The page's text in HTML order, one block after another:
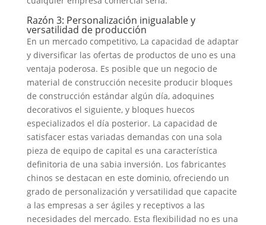
Razón 3: Personalización inigualable y
versatilidad de producción
En un mercado competitivo, La capacidad de adaptar
y diversificar las ofertas de productos de uno es una
ventaja poderosa. Es posible que un negocio de
material de construcción necesite producir bloques
de construcción estándar algún día, adoquines
decorativos el siguiente, y bloques huecos
especializados el día posterior. La capacidad de
satisfacer estas variadas demandas con una sola
pieza de equipo de capital es una característica
definitoria de una sabia inversión. Los fabricantes
chinos se destacan en este dominio, ofreciendo un
grado de personalización y versatilidad que capacite
a las empresas a ser ágiles y receptivos a las
necesidades del mercado. Esta flexibilidad no es una